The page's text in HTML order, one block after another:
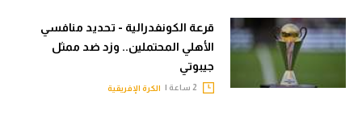
قرعة الكونفدرالية - تحديد منافسي
الأهلي المحتملين.. وزد ضد ممثل
جيبوتي
الكرة الإفريقية